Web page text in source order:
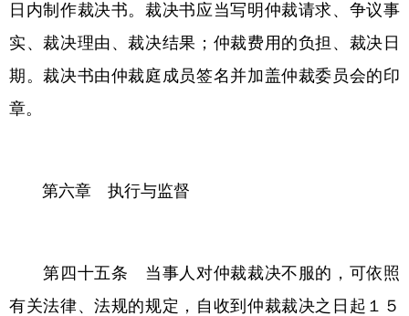
日内制作裁决书。裁决书应当写明仲裁请求、争议事
实、裁决理由、裁决结果；仲裁费用的负担、裁决日
期。裁决书由仲裁庭成员签名并加盖仲裁委员会的印
章。
第六章 执行与监督
第四十五条 当事人对仲裁裁决不服的，可依照
有关法律、法规的规定，自收到仲裁裁决之日起１５